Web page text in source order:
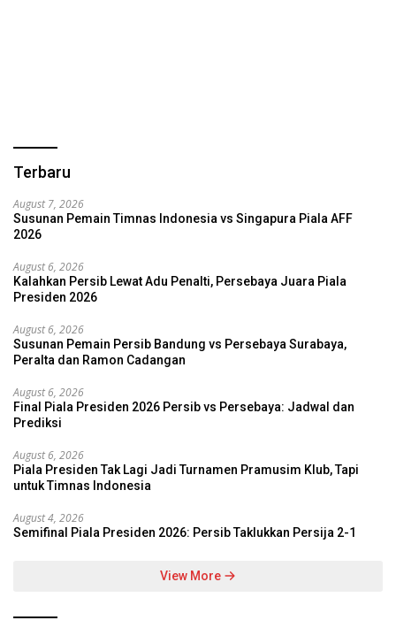
Terbaru
August 7, 2026
Susunan Pemain Timnas Indonesia vs Singapura Piala AFF
2026
August 6, 2026
Kalahkan Persib Lewat Adu Penalti, Persebaya Juara Piala
Presiden 2026
August 6, 2026
Susunan Pemain Persib Bandung vs Persebaya Surabaya,
Peralta dan Ramon Cadangan
August 6, 2026
Final Piala Presiden 2026 Persib vs Persebaya: Jadwal dan
Prediksi
August 6, 2026
Piala Presiden Tak Lagi Jadi Turnamen Pramusim Klub, Tapi
untuk Timnas Indonesia
August 4, 2026
Semifinal Piala Presiden 2026: Persib Taklukkan Persija 2-1
View More